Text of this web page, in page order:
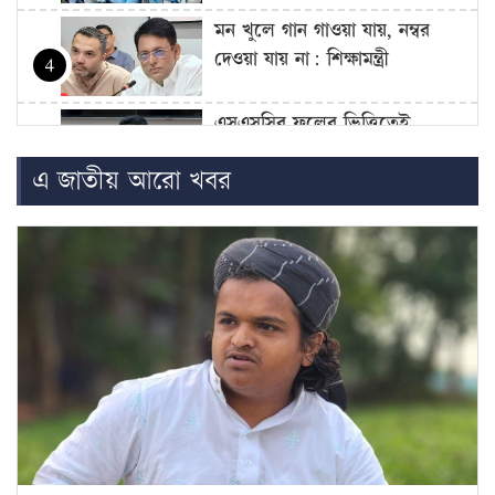
4
মন খুলে গান গাওয়া যায়, নম্বর
দেওয়া যায় না: শিক্ষামন্ত্রী
5
এসএসসির ফলের ভিত্তিতেই
একাদশে ভর্তি: শিক্ষামন্ত্রী
প্রকাশ আজ
বুটেক্সে হামলার প্রতিবাদে ‘ছাত্র-
শিক্ষক সংহতি’ কর্মসূচি
8
জুলাই জাদুঘরের ভাস্কর্য ভেঙে
ফেলার আহ্বান রফিকুল ইসলাম
মাদানীর
এ জাতীয় আরো খবর